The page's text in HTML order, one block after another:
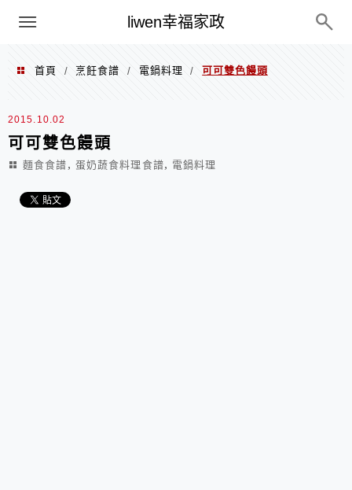
liwen幸福家政
menu
首頁 / 烹飪食譜 / 電鍋料理 / 可可雙色饅頭
2015.10.02
可可雙色饅頭
麵食食譜 , 蛋奶蔬食料理食譜, 電鍋料理